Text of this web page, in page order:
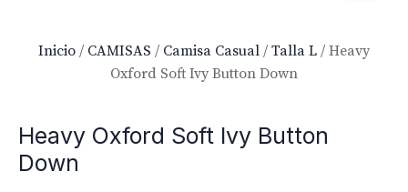
Inicio / CAMISAS / Camisa Casual / Talla L / Heavy
Oxford Soft Ivy Button Down
Heavy Oxford Soft Ivy Button
Down